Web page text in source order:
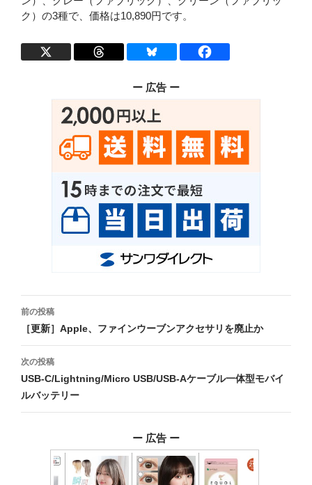
ク）の3種で、価格は10,890円です。
ー 広告 ー
投
稿
ナ
ビ
ゲ
前の投稿
［更新］Apple、ファインウーブンアクセサリを廃止か
次の投稿
USB-C/Lightning/Micro USB/USB-Aケーブル一体型モバイ
ルバッテリー
ー 広告 ー